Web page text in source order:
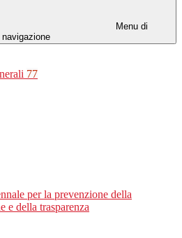
Menu di
navigazione
77
per la prevenzione della
e della trasparenza